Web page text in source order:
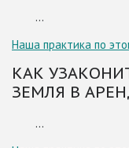
...
Наша практика по
КАК
ЗЕМЛЯ В
...